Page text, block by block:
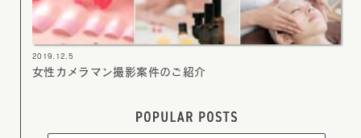
2019.12.5
女性カメラマン撮影案件のご紹介